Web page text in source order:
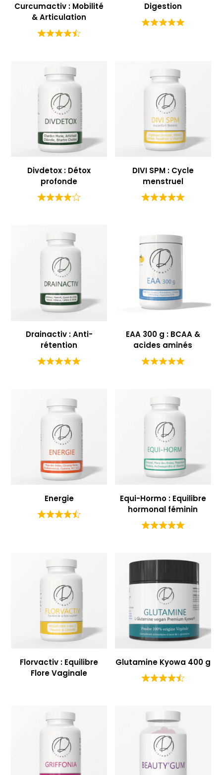
Curcumactiv : Mobilité
& Articulation
Digestion
Divdetox : Détox
profonde
DIVI SPM : Cycle
menstruel
Drainactiv : Anti-
rétention
EAA 300 g : BCAA &
acides aminés
Energie
Equi-Hormo : Equilibre
hormonal féminin
Florvactiv : Equilibre
Flore Vaginale
Glutamine Kyowa 400 g